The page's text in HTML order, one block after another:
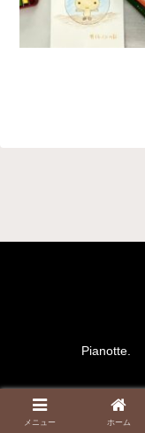
Pianotte.
Copyright ©
メニュー ホーム